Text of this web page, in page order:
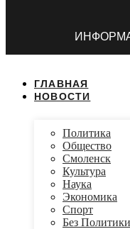
ГЛАВНАЯ
НОВОСТИ
Политика
Общество
Смоленск
Культура
Наука
Экономика
Спорт
Без Политики